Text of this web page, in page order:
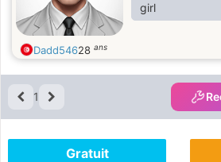
girl
Dadd54628 ans
1
Gratuit